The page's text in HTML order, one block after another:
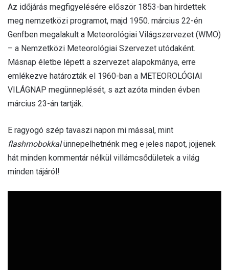
Az időjárás megfigyelésére először 1853-ban hirdettek
meg nemzetközi programot, majd 1950. március 22-én
Genfben megalakult a Meteorológiai Világszervezet (WMO)
– a Nemzetközi Meteorológiai Szervezet utódaként.
Másnap életbe lépett a szervezet alapokmánya, erre
emlékezve határozták el 1960-ban a METEOROLÓGIAI
VILÁGNAP megünneplését, s azt azóta minden évben
március 23-án tartják.
E ragyogó szép tavaszi napon mi mással, mint
flashmobokkalünnepelhetnénk meg e jeles napot, jöjjenek
hát minden kommentár nélkül villámcsődületek a világ
minden tájáról!